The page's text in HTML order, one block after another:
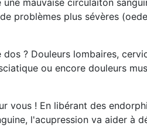
problèmes plus sévères
? Douleurs lombaires,
ou encore douleurs
vous ! En libérant des
l'acupression va aider à